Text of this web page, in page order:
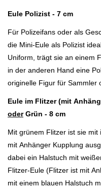
Eule Polizist - 7 cm
Für Polizeifans oder als
die Mini-Eule als Polizist
Uniform, trägt sie an einem
in der anderen Hand eine
originelle Figur für Sammler
Eule im Flitzer (mit
oderGrün - 8 cm
Mit grünem Flitzer ist sie
mit Anhänger Kupplung
dabei ein Halstuch mit
Flitzer-Eule (Flitzer ist mit
mit einem blauen Halstuch